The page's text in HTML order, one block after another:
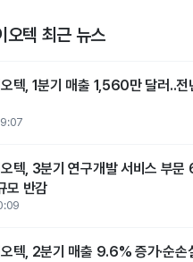
오텍 최근 뉴스
텍, 1분기 매출 1,560만 달러..전
텍, 3분기 연구개발 서비스 부
모 반감
텍, 2분기 매출 9.6% 증가·순손